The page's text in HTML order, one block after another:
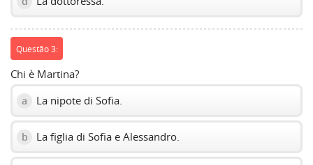
Questão 3:
Chi è Martina?
a La nipote di Sofia.
b La figlia di Sofia e Alessandro.